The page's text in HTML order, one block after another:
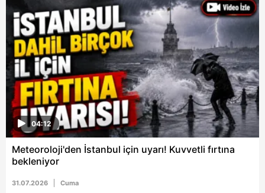
04:12
Meteoroloji'den İstanbul için uyarı! Kuvvetli fırtına
bekleniyor
31.07.2026 Cuma